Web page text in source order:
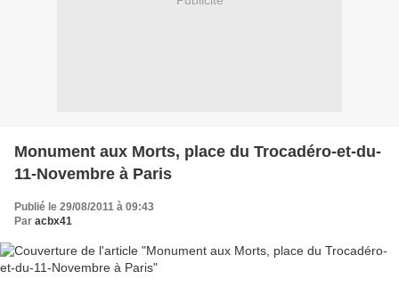
Monument aux Morts, place du Trocadéro-et-du-
11-Novembre à Paris
Publié le 29/08/2011 à 09:43
Par acbx41